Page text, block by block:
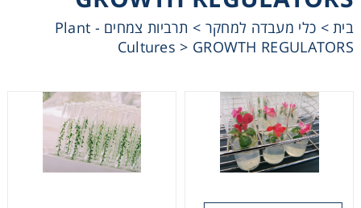
בית> כלי מעבדה למחקר >
תרביות צמחים - Plant
Cultures > GROWTH REGULATORS
Centrifuges
Chromatography
Concentration